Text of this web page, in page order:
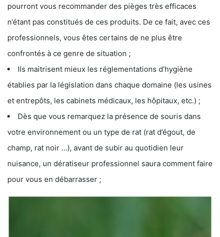
pourront vous recommander des pièges très efficaces
n’étant pas constitués de ces produits. De ce fait, avec ces
professionnels, vous êtes certains de ne plus être
confrontés à ce genre de situation ;
Ils maitrisent mieux les réglementations d’hygiène
établies par la législation dans chaque domaine (les usines
et entrepôts, les cabinets médicaux, les hôpitaux, etc.) ;
Dès que vous remarquez la présence de souris dans
votre environnement ou un type de rat (rat d’égout, de
champ, rat noir …), avant de subir au quotidien leur
nuisance, un dératiseur professionnel saura comment faire
pour vous en débarrasser ;